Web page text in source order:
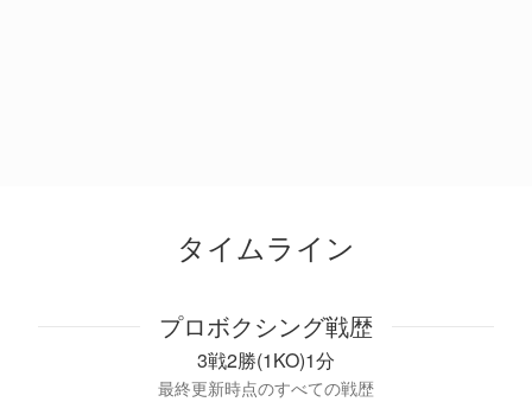
タイムライン
プロボクシング戦歴
3戦2勝(1KO)1分
最終更新時点のすべての戦歴